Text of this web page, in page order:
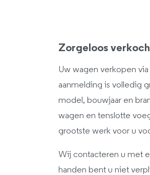
Zorgeloos
Uw wagen verkopen
aanmelding is volledig
model, bouwjaar en
wagen en tenslotte
grootste werk voor u
Wij contacteren u met
handen bent u niet